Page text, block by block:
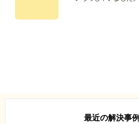
最近の解決事例